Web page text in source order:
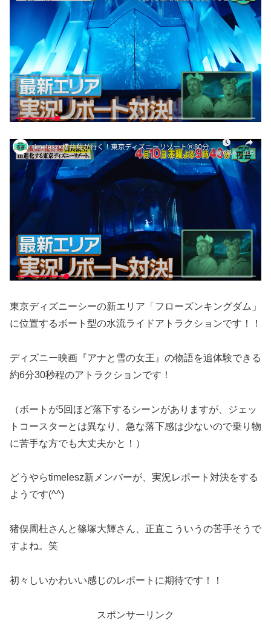
東京ディズニーシーの新エリア「フローズンキングダム」
に位置するボート型の水流ライドアトラクションです！！
ディズニー映画『アナと雪の女王』の物語を追体験できる
約6分30秒程のアトラクションです！
（ボートが5回ほど落下するシーンがありますが、ジェッ
トコースターとは異なり、急な落下感は少ないので乗り物
に苦手な方でも大丈夫かと！）
どうやらtimelesz新メンバーが、実況レポート対決をする
ようです(^^)
猪俣周杜さんと篠塚大輝さん、正直こういうの苦手そうで
すよね。笑
初々しいかわいい感じのレポートに期待です！！
スポンサーリンク